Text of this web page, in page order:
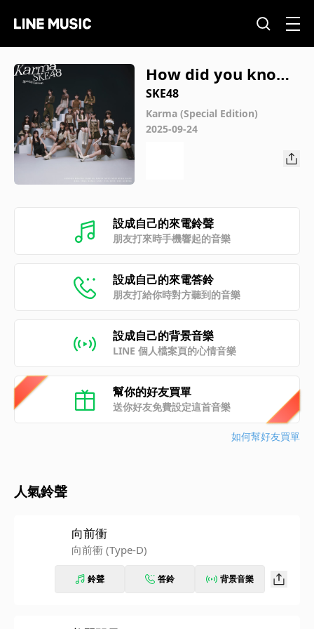
How did you know
?
SKE48
Karma (Special Edition)
2025-09-24
設成自己的來電鈴聲
朋友打來時手機響起的音樂
設成自己的來電答鈴
朋友打給你時對方聽到的音樂
設成自己的背景音樂
LINE 個人檔案頁的心情音樂
幫你的好友買單
送你好友免費設定這首音樂
如何幫好友買單
人氣鈴聲
向前衝
向前衝 (Type-D)
鈴聲 答鈴 背景音樂